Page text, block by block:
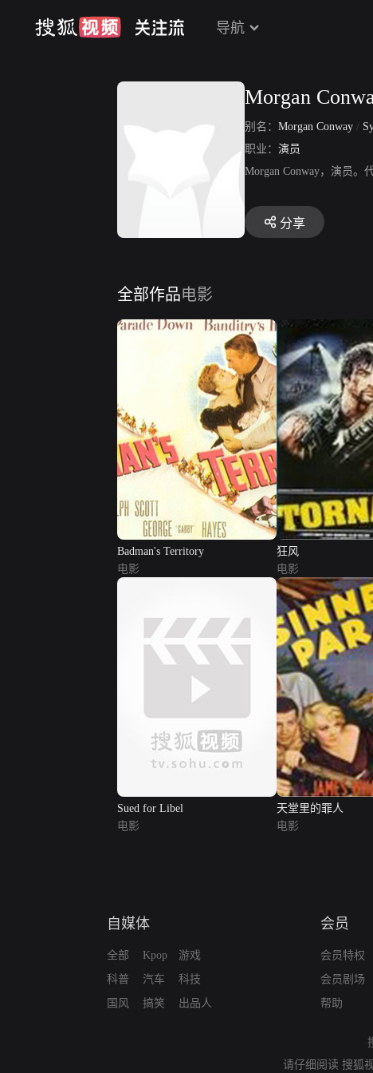
导航
Morgan
别名： Morgan Conway /
职业： 演员
Morgan Conway，演员。
分享
全部作品电影
Badman's Territory
电影
狂风
电影
Sued for Libel
电影
天堂里的罪人
电影
自媒体
全部
科普
国风
Kpop
汽车
搞笑
游戏
科技
出品人
会员
会员特权
会员剧场
帮助
请仔细阅读 搜狐